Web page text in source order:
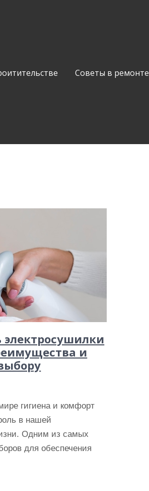
Советы в ремонте
электросушилки
и
гигиена и комфорт
в нашей
Одним из самых
для обеспечения